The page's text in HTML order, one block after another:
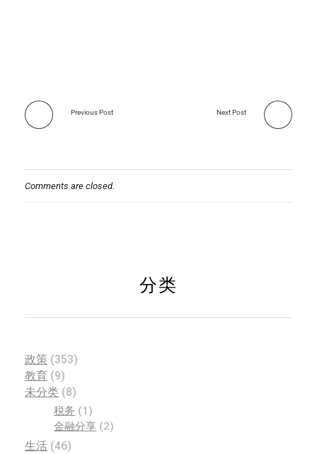
Previous Post Next Post
Comments are closed.
分类
政策 (353)
教育 (9)
未分类 (8)
税务 (1)
金融分享 (2)
生活 (46)